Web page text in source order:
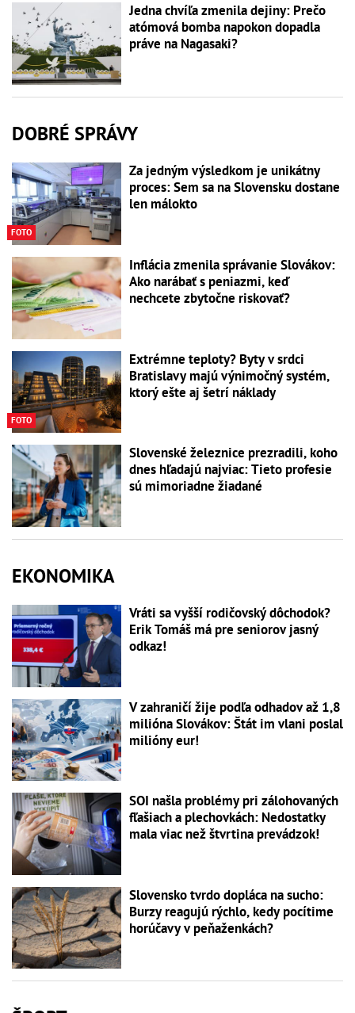
Jedna chvíľa zmenila dejiny: Prečo
atómová bomba napokon dopadla
práve na Nagasaki?
DOBRÉ SPRÁVY
FOTO
Za jedným výsledkom je unikátny
proces: Sem sa na Slovensku dostane
len málokto
Inflácia zmenila správanie Slovákov:
Ako narábať s peniazmi, keď
nechcete zbytočne riskovať?
FOTO
Extrémne teploty? Byty v srdci
Bratislavy majú výnimočný systém,
ktorý ešte aj šetrí náklady
Slovenské železnice prezradili, koho
dnes hľadajú najviac: Tieto profesie
sú mimoriadne žiadané
EKONOMIKA
Vráti sa vyšší rodičovský dôchodok?
Erik Tomáš má pre seniorov jasný
odkaz!
V zahraničí žije podľa odhadov až 1,8
milióna Slovákov: Štát im vlani poslal
milióny eur!
SOI našla problémy pri zálohovaných
fľašiach a plechovkách: Nedostatky
mala viac než štvrtina prevádzok!
Slovensko tvrdo dopláca na sucho:
Burzy reagujú rýchlo, kedy pocítime
horúčavy v peňaženkách?